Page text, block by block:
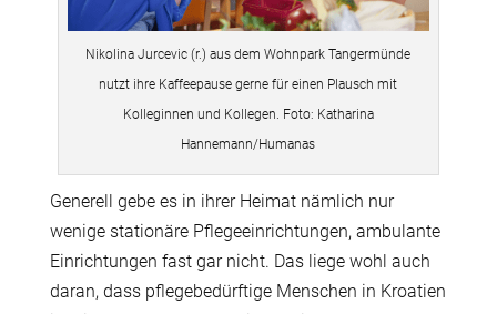
Nikolina Jurcevic (r.) aus dem Wohnpark Tangermünde
nutzt ihre Kaffeepause gerne für einen Plausch mit
Kolleginnen und Kollegen. Foto: Katharina
Hannemann/Humanas
Generell gebe es in ihrer Heimat nämlich nur
wenige stationäre Pflegeeinrichtungen, ambulante
Einrichtungen fast gar nicht. Das liege wohl auch
daran, dass pflegebedürftige Menschen in Kroatien